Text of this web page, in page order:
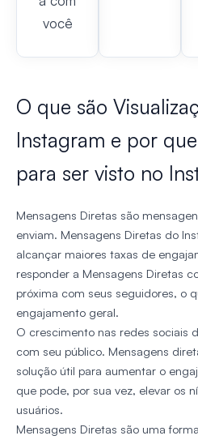
você
O que são
Instagram e por
para ser visto no
Mensagens Diretas são
enviam. Mensagens Diretas do
alcançar maiores taxas de
responder a Mensagens Diretas
próxima com seus seguidores, o
engajamento geral.
O crescimento nas redes sociais
com seu público. Mensagens
solução útil para aumentar o
que pode, por sua vez, elevar os
usuários.
Mensagens Diretas são uma